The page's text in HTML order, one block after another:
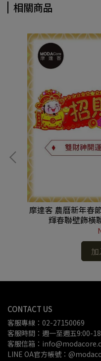
相關商品
摩達客 農曆新年春
CONTACT US
客服專線：02-27150069
客服時間：週一至週五9:00-
客服信箱：
LINE OA官方帳號：